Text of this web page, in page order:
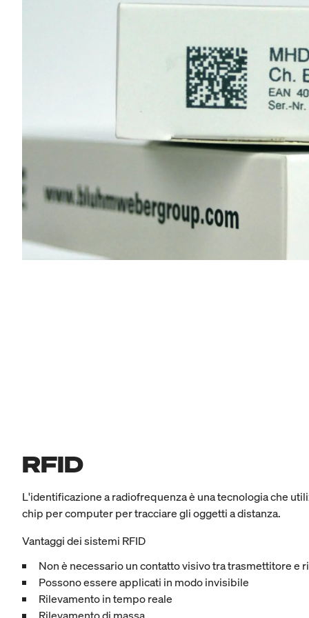
RFID
L'identificazione a radiofrequenza è una tecnologia che
chip per computer per tracciare gli oggetti a distanza.
Vantaggi dei sistemi RFID
Non è necessario un contatto visivo tra trasmettitore e
Possono essere applicati in modo invisibile
Rilevamento in tempo reale